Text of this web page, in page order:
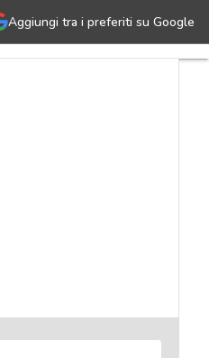
Aggiungi tra i preferiti su Google